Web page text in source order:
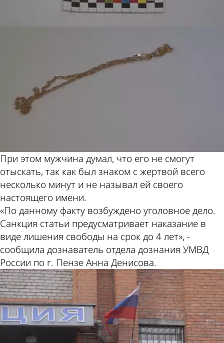
При этом мужчина думал, что его не смогут
отыскать, так как был знаком с жертвой всего
несколько минут и не называл ей своего
настоящего имени.
«По данному факту возбуждено уголовное дело.
Санкция статьи предусматривает наказание в
виде лишения свободы на срок до 4 лет», -
сообщила дознаватель отдела дознания УМВД
России по г. Пензе Анна Денисова.